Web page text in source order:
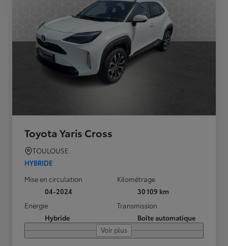
Toyota Yaris Cross
TOULOUSE
HYBRIDE
Mise en circulation
04-2024
Kilométrage
30 109 km
Energie
Hybride
Transmission
Boîte automatique
Voir plus